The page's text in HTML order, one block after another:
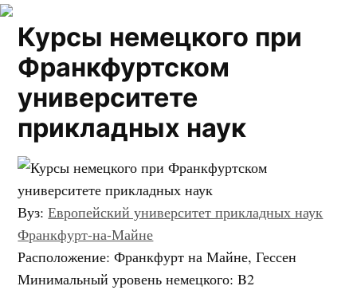
Курсы немецкого при
Франкфуртском
университете
прикладных наук
Вуз:Европейский университет прикладных наук
Франкфурт-на-Майне
Расположение: Франкфурт на Майне, Гессен
Минимальный уровень немецкого:B2